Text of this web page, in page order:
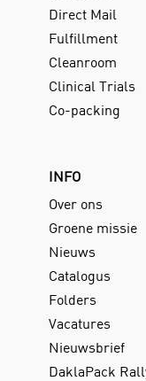
Direct Mail
Fulfillment
Cleanroom
Clinical Trials
Co-packing
INFO
Over ons
Groene missie
Nieuws
Catalogus
Folders
Vacatures
Nieuwsbrief
DaklaPack